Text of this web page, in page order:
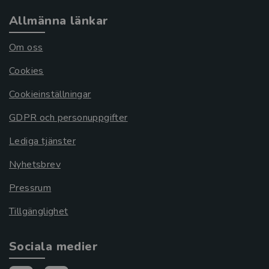
Allmänna länkar
Om oss
Cookies
Cookieinställningar
GDPR och personuppgifter
Lediga tjänster
Nyhetsbrev
Pressrum
Tillgänglighet
Sociala medier